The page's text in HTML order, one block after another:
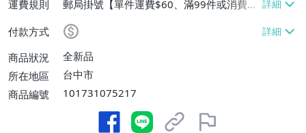
運費規則
郵局掛號【單件運費$60、滿99件或消費滿
$9999免運費】
付款方式
商品狀況
全新品
所在地區
台中市
商品編號
101731075217